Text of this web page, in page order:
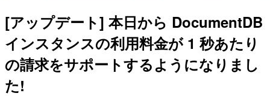
[アップデート] 本日から DocumentDB
インスタンスの利用料金が 1 秒あたり
の請求をサポートするようになりまし
た!